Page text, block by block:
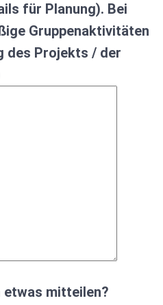
für Planung). Bei
Gruppenaktivitäten
des Projekts / der
etwas mitteilen?